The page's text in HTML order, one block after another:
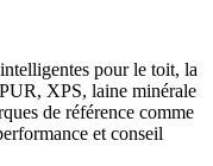
pour le toit, la
XPS, laine minérale
de référence comme
et conseil